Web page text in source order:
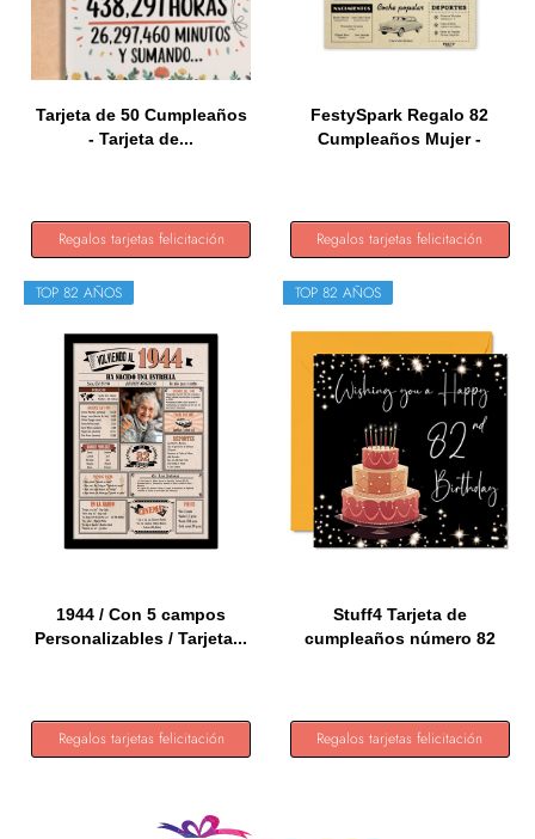
Tarjeta de 50 Cumpleaños
- Tarjeta de...
Regalos tarjetas felicitación
FestySpark Regalo 82
Cumpleaños Mujer -
Regalos tarjetas felicitación
TOP 82 AÑOS
1944 / Con 5 campos
Personalizables / Tarjeta...
Regalos tarjetas felicitación
TOP 82 AÑOS
Stuff4 Tarjeta de
cumpleaños número 82
Regalos tarjetas felicitación